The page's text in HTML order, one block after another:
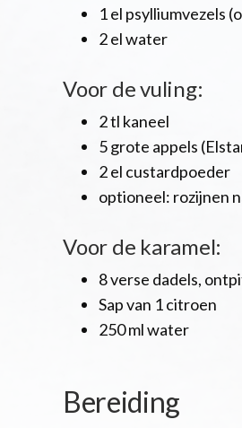
1 el psylliumvezels
2 el water
Voor de vuling:
2 tl kaneel
5 grote appels
2 el custardpoeder
optioneel: rozijnen
Voor de karamel:
8 verse dadels,
Sap van 1 citroen
250 ml water
Bereiding